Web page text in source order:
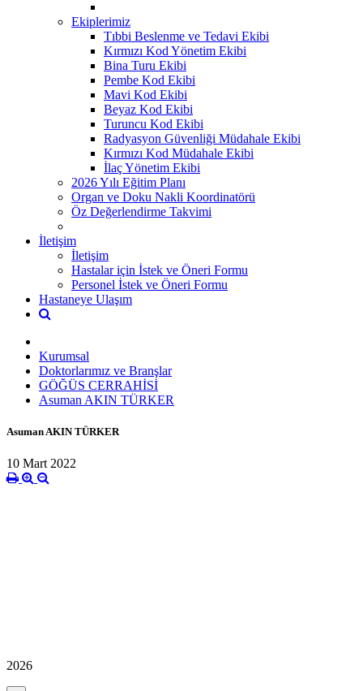
Ekiplerimiz
Tıbbi Beslenme ve Tedavi Ekibi
Kırmızı Kod Yönetim Ekibi
Bina Turu Ekibi
Pembe Kod Ekibi
Mavi Kod Ekibi
Beyaz Kod Ekibi
Turuncu Kod Ekibi
Radyasyon Güvenliği Müdahale Ekibi
Kırmızı Kod Müdahale Ekibi
İlaç Yönetim Ekibi
2026 Yılı Eğitim Planı
Organ ve Doku Nakli Koordinatörü
Öz Değerlendirme Takvimi
İletişim
İletişim
Hastalar için İstek ve Öneri Formu
Personel İstek ve Öneri Formu
Hastaneye Ulaşım
Kurumsal
Doktorlarımız ve Branşlar
GÖĞÜS CERRAHİSİ
Asuman AKIN TÜRKER
Asuman AKIN TÜRKER
10 Mart 2022
2026